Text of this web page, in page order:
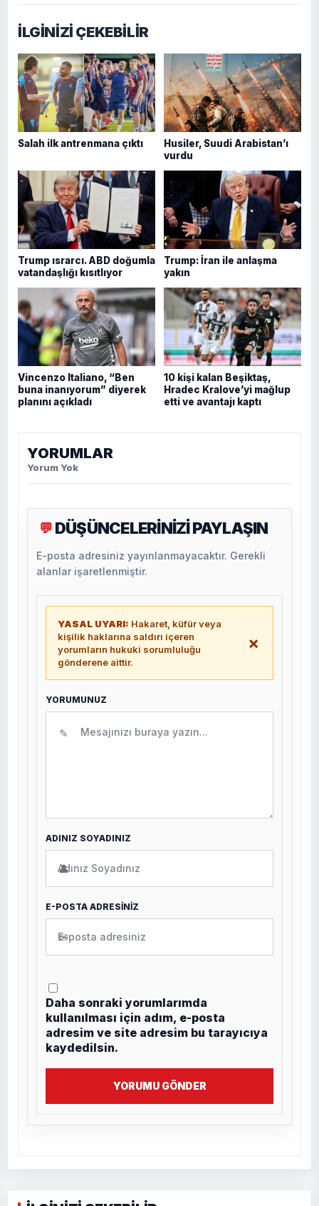
İLGİNİZİ ÇEKEBİLİR
Salah ilk antrenmana çıktı
Husiler, Suudi Arabistan’ı
vurdu
Trump ısrarcı. ABD doğumla
vatandaşlığı kısıtlıyor
Trump: İran ile anlaşma
yakın
Vincenzo Italiano, “Ben
buna inanıyorum” diyerek
planını açıkladı
10 kişi kalan Beşiktaş,
Hradec Kralove’yi mağlup
etti ve avantajı kaptı
YORUMLAR
Yorum Yok
💬 DÜŞÜNCELERİNİZİ PAYLAŞIN
E-posta adresiniz yayınlanmayacaktır. Gerekli
alanlar işaretlenmiştir.
YASAL UYARI: Hakaret, küfür veya
kişilik haklarına saldırı içeren
yorumların hukuki sorumluluğu
gönderene aittir.
×
YORUMUNUZ
✎
ADINIZ SOYADINIZ
👤
E-POSTA ADRESİNİZ
✉
Daha sonraki yorumlarımda
kullanılması için adım, e-posta
adresim ve site adresim bu tarayıcıya
kaydedilsin.
YORUMU GÖNDER